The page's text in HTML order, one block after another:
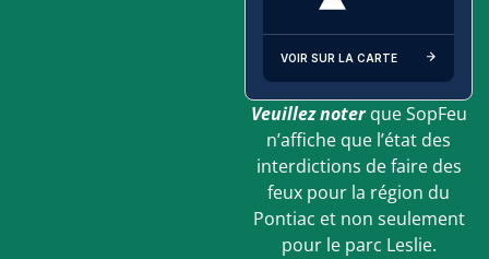
VOIR SUR LA CARTE
Veuillez noter que SopFeu
n’affiche que l’état des
interdictions de faire des
feux pour la région du
Pontiac et non seulement
pour le parc Leslie.